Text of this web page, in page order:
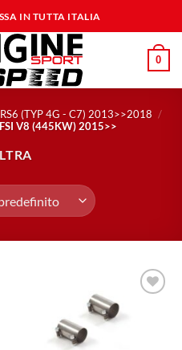
IN TUTTA ITALIA
0
RS6 (TYP 4G - C7) 2013>>2018 /
V8 (445KW) 2015>>